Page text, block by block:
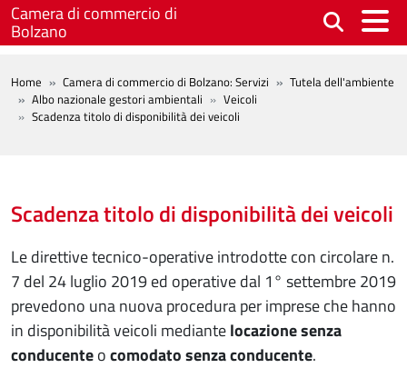
Salta al contenuto principale
Camera di commercio di
Bolzano
BREADCRUMB
Home Camera di commercio di Bolzano: Servizi
Tutela dell'ambiente
Albo nazionale gestori ambientali
Veicoli
Scadenza titolo di disponibilità dei veicoli
Scadenza titolo di disponibilità dei veicoli
Le direttive tecnico-operative introdotte con circolare n.
7 del 24 luglio 2019 ed operative dal 1° settembre 2019
prevedono una nuova procedura per imprese che hanno
in disponibilità veicoli mediantelocazione senza
conducenteocomodato senza conducente.